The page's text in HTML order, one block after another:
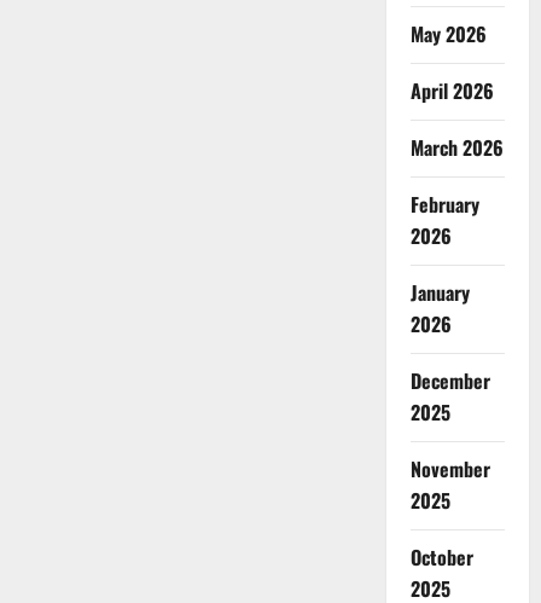
May 2026
April 2026
March 2026
February
2026
January
2026
December
2025
November
2025
October
2025